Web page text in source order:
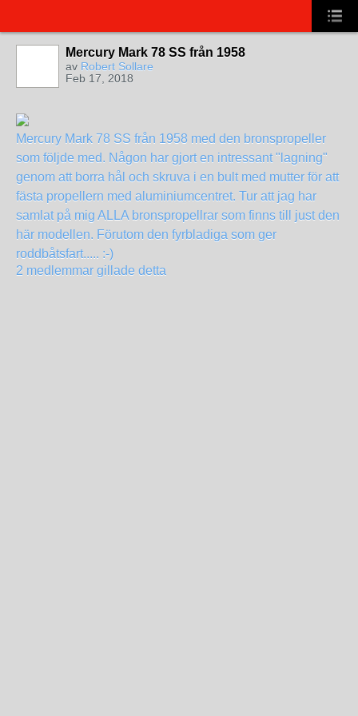
Mercury Mark 78 SS från 1958
av Robert Sollare
Feb 17, 2018
Mercury Mark 78 SS från 1958 med den bronspropeller
som följde med. Någon har gjort en intressant "lagning"
genom att borra hål och skruva i en bult med mutter för att
fästa propellern med aluminiumcentret. Tur att jag har
samlat på mig ALLA bronspropellrar som finns till just den
här modellen. Förutom den fyrbladiga som ger
roddbåtsfart..... :-)
2 medlemmar gillade detta